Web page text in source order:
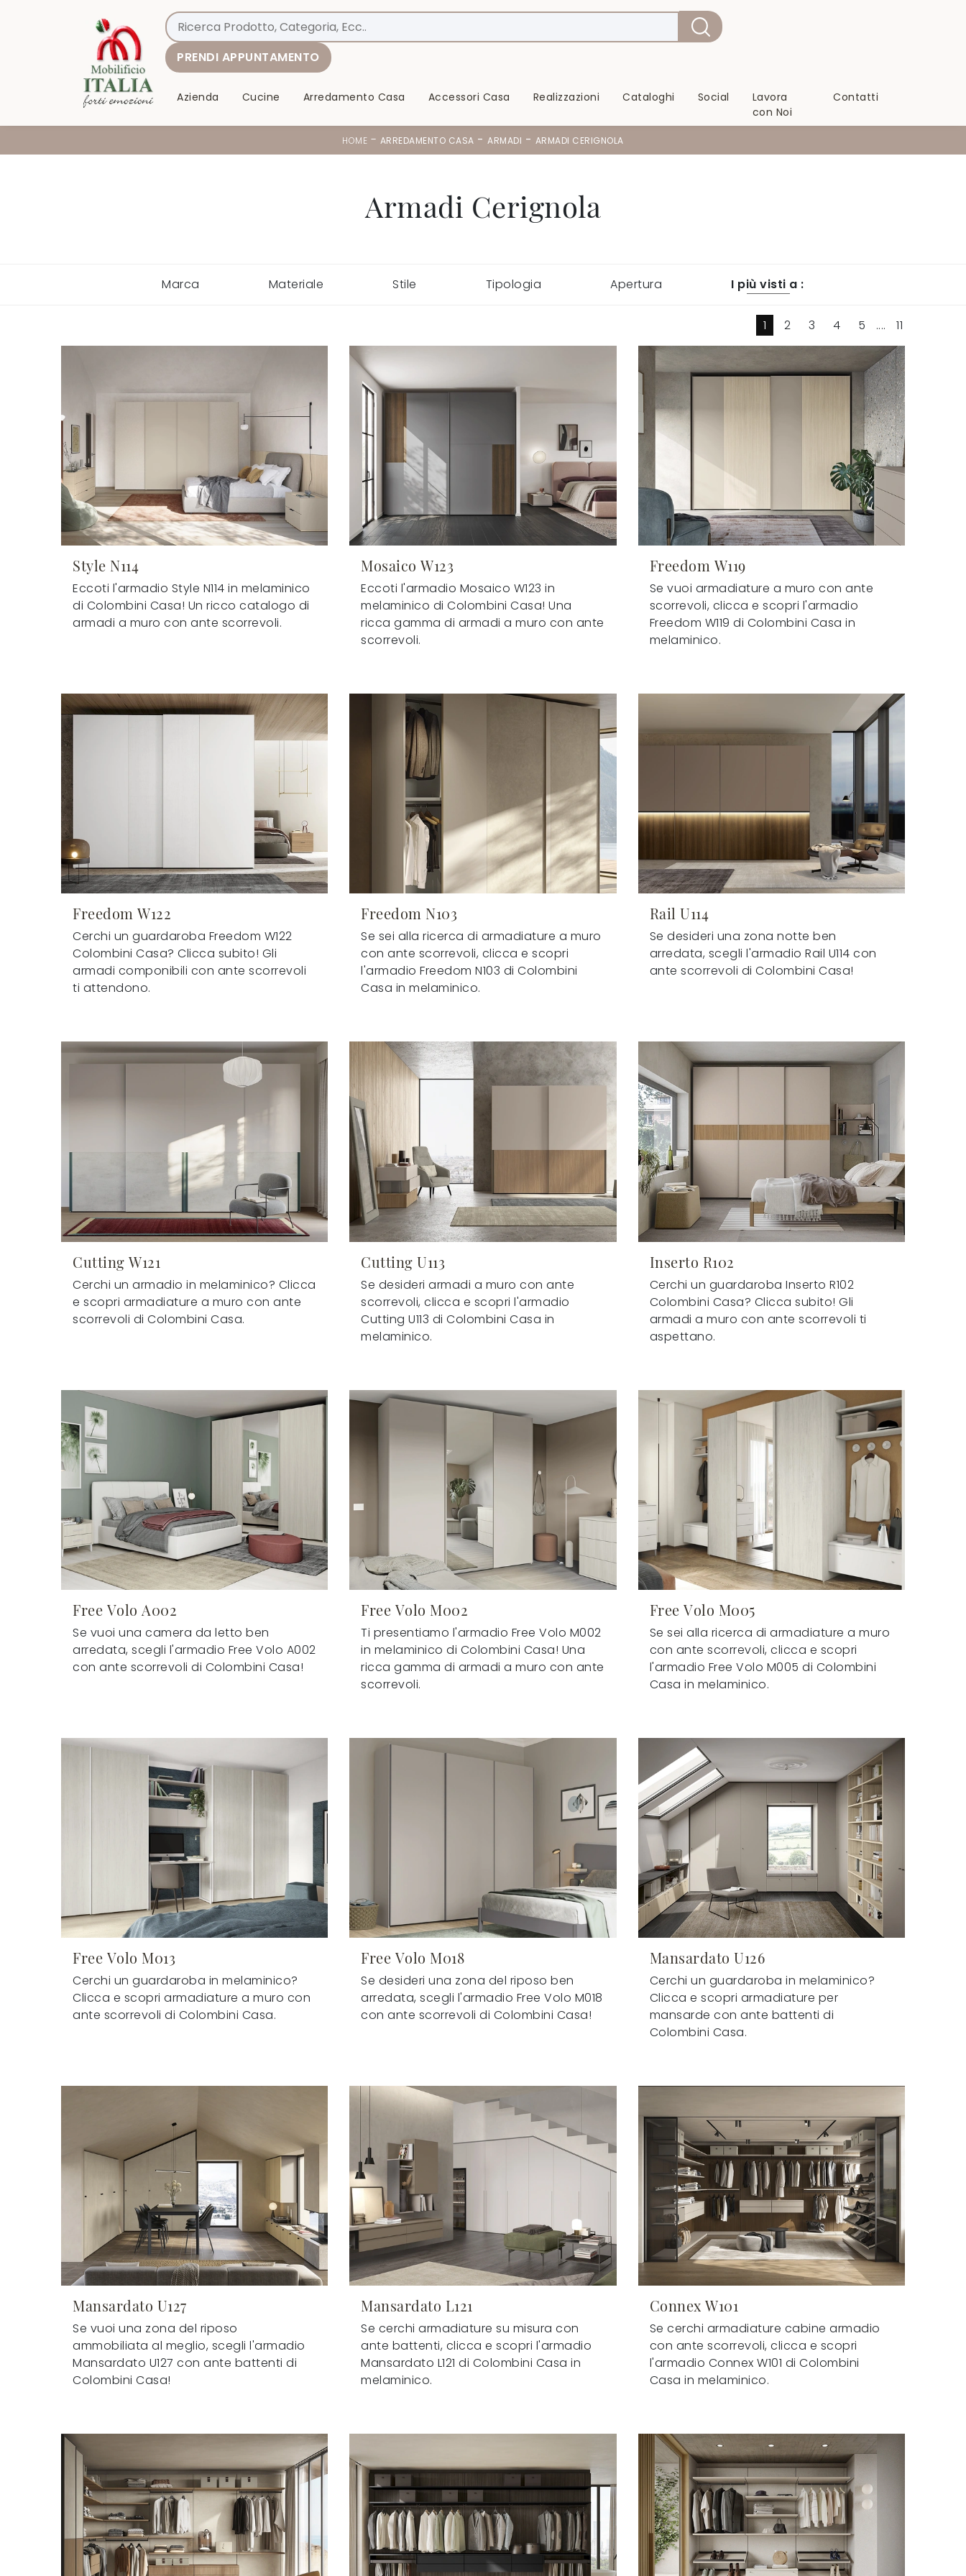
PRENDI APPUNTAMENTO
Azienda Cucine Arredamento Casa Accessori Casa Realizzazioni Cataloghi Social
Lavora
con Noi
Contatti
HOME - ARREDAMENTO CASA -ARMADI - ARMADI CERIGNOLA
Armadi Cerignola
Marca Materiale Stile Tipologia Apertura I più visti a :
1 2 3 4 5 .... 11
Style N114
Eccoti l'armadio Style N114 in melaminico
di Colombini Casa! Un ricco catalogo di
armadi a muro con ante scorrevoli.
Mosaico W123
Eccoti l'armadio Mosaico W123 in
melaminico di Colombini Casa! Una
ricca gamma di armadi a muro con ante
scorrevoli.
Freedom W119
Se vuoi armadiature a muro con ante
scorrevoli, clicca e scopri l'armadio
Freedom W119 di Colombini Casa in
melaminico.
Freedom W122
Cerchi un guardaroba Freedom W122
Colombini Casa? Clicca subito! Gli
armadi componibili con ante scorrevoli
ti attendono.
Freedom N103
Se sei alla ricerca di armadiature a muro
con ante scorrevoli, clicca e scopri
l'armadio Freedom N103 di Colombini
Casa in melaminico.
Rail U114
Se desideri una zona notte ben
arredata, scegli l'armadio Rail U114 con
ante scorrevoli di Colombini Casa!
Cutting W121
Cerchi un armadio in melaminico? Clicca
e scopri armadiature a muro con ante
scorrevoli di Colombini Casa.
Cutting U113
Se desideri armadi a muro con ante
scorrevoli, clicca e scopri l'armadio
Cutting U113 di Colombini Casa in
melaminico.
Inserto R102
Cerchi un guardaroba Inserto R102
Colombini Casa? Clicca subito! Gli
armadi a muro con ante scorrevoli ti
aspettano.
Free Volo A002
Se vuoi una camera da letto ben
arredata, scegli l'armadio Free Volo A002
con ante scorrevoli di Colombini Casa!
Free Volo M002
Ti presentiamo l'armadio Free Volo M002
in melaminico di Colombini Casa! Una
ricca gamma di armadi a muro con ante
scorrevoli.
Free Volo M005
Se sei alla ricerca di armadiature a muro
con ante scorrevoli, clicca e scopri
l'armadio Free Volo M005 di Colombini
Casa in melaminico.
Free Volo M013
Cerchi un guardaroba in melaminico?
Clicca e scopri armadiature a muro con
ante scorrevoli di Colombini Casa.
Free Volo M018
Se desideri una zona del riposo ben
arredata, scegli l'armadio Free Volo M018
con ante scorrevoli di Colombini Casa!
Mansardato U126
Cerchi un guardaroba in melaminico?
Clicca e scopri armadiature per
mansarde con ante battenti di
Colombini Casa.
Mansardato U127
Se vuoi una zona del riposo
ammobiliata al meglio, scegli l'armadio
Mansardato U127 con ante battenti di
Colombini Casa!
Mansardato L121
Se cerchi armadiature su misura con
ante battenti, clicca e scopri l'armadio
Mansardato L121 di Colombini Casa in
melaminico.
Connex W101
Se cerchi armadiature cabine armadio
con ante scorrevoli, clicca e scopri
l'armadio Connex W101 di Colombini
Casa in melaminico.